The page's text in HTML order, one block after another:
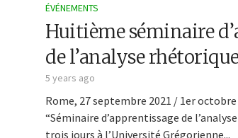
ÉVÉNEMENTS
Huitième séminaire
de l’analyse
5 years ago
Rome, 27 septembre 2021 / 1er octobre
“Séminaire d’apprentissage de
trois jours à l’Université Grégorienne...